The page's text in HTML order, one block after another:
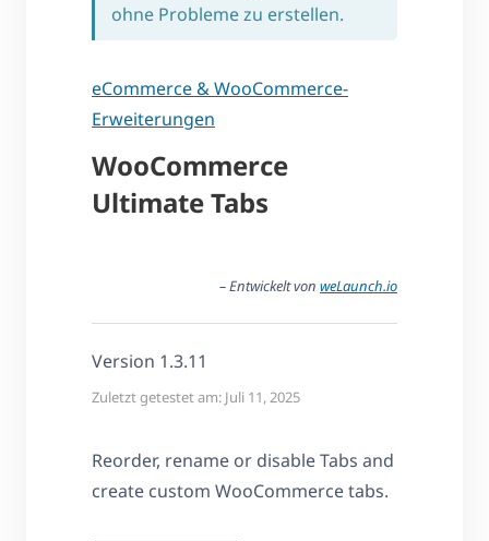
ohne Probleme zu erstellen.
eCommerce & WooCommerce-
Erweiterungen
WooCommerce
Ultimate Tabs
– Entwickelt von weLaunch.io
Version 1.3.11
Zuletzt getestet am: Juli 11, 2025
Reorder, rename or disable Tabs and
create custom WooCommerce tabs.